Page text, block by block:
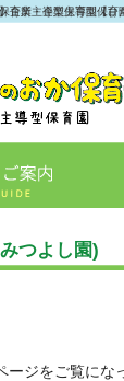
育所・企業主導型保育
企業主導型保育園【
つよし園)
ジをご覧に